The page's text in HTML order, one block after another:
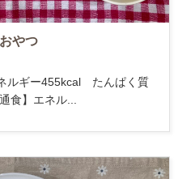
やつ
ルギー455kcal たんぱく質
食】エネル...